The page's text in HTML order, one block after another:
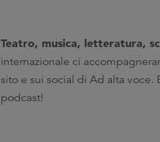
Teatro, musica, letteratura,
internazionale ci
sito e sui social di Ad alta
podcast!